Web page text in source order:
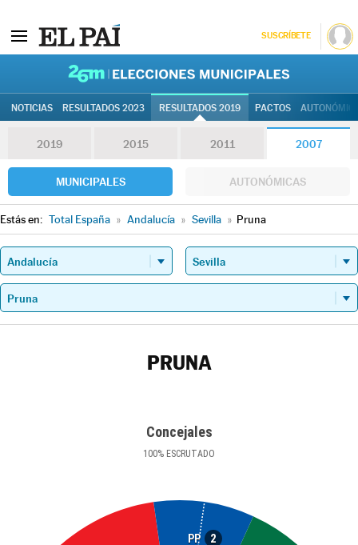
SUSCRÍBETE
NOTICIAS RESULTADOS 2023 RESULTADOS 2019 PACTOS
2019 2015 2011 2007
MUNICIPALES AUTONÓMICAS
Estás en: Total España » Andalucía » Sevilla » Pruna
PRUNA
Concejales
100% ESCRUTADO
PP 2